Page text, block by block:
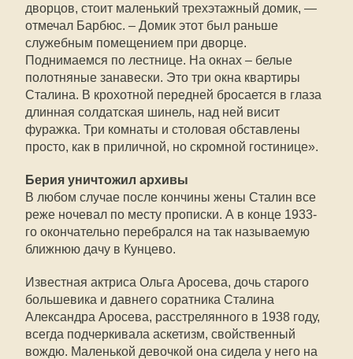
дворцов, стоит маленький трехэтажный домик, —
отмечал Барбюс. – Домик этот был раньше
служебным помещением при дворце.
Поднимаемся по лестнице. На окнах – белые
полотняные занавески. Это три окна квартиры
Сталина. В крохотной передней бросается в глаза
длинная солдатская шинель, над ней висит
фуражка. Три комнаты и столовая обставлены
просто, как в приличной, но скромной гостинице».
Берия уничтожил архивы
В любом случае после кончины жены Сталин все
реже ночевал по месту прописки. А в конце 1933-
го окончательно перебрался на так называемую
ближнюю дачу в Кунцево.
Известная актриса Ольга Аросева, дочь старого
большевика и давнего соратника Сталина
Александра Аросева, расстрелянного в 1938 году,
всегда подчеркивала аскетизм, свойственный
вождю. Маленькой девочкой она сидела у него на